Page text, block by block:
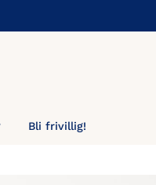
Bli frivillig!